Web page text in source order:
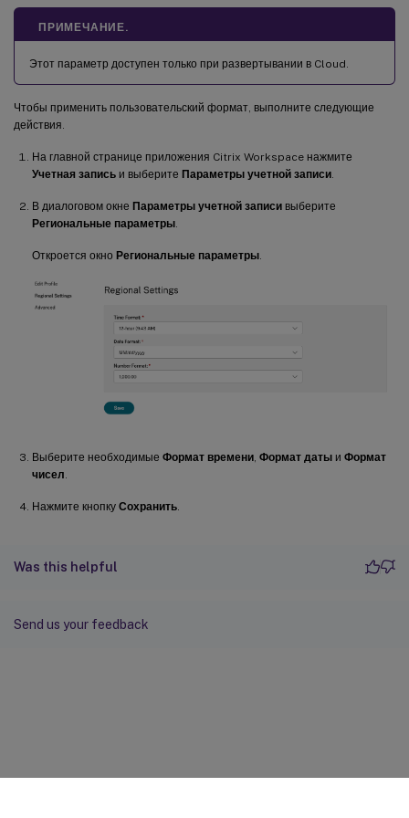
ПРИМЕЧАНИЕ.
Этот параметр доступен только при развертывании в Cloud.
Чтобы применить пользовательский формат, выполните следующие
действия.
На главной странице приложения Citrix Workspace нажмите
Учетная запись и выберите Параметры учетной записи
В диалоговом окне Параметры учетной записи выберите
Региональные параметры
Откроется окно Региональные параметры
Выберите необходимые Формат времени Формат даты и Формат
чисел
Нажмите кнопку Сохранить
Was this helpful
Send us your feedback